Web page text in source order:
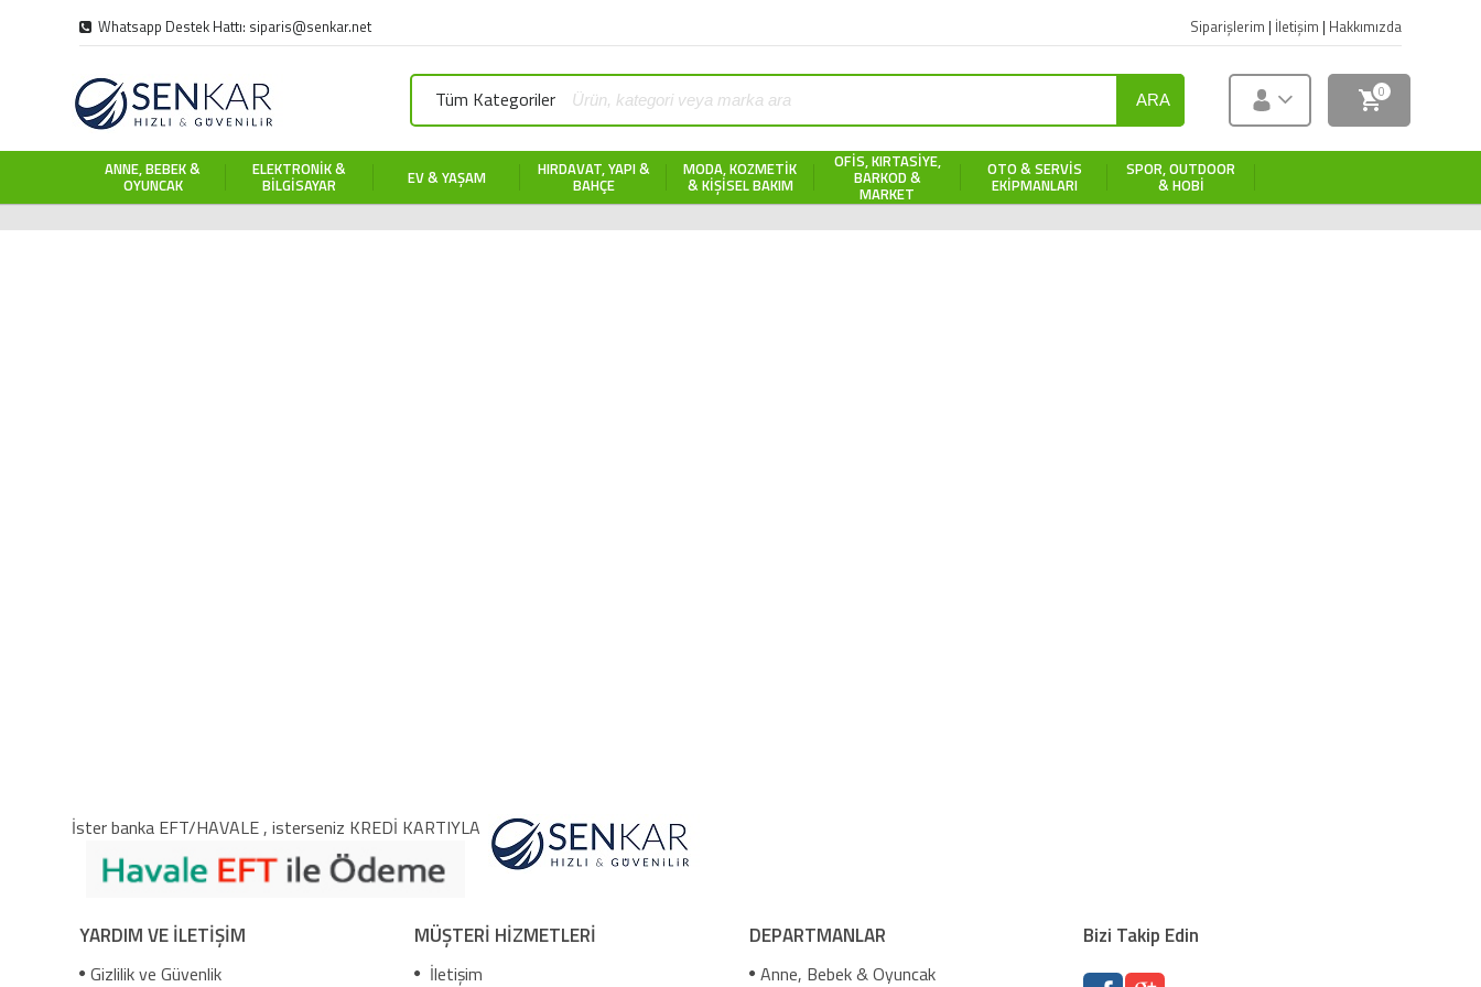
Whatsapp Destek Hattı: siparis@senkar.net Siparişlerim | İletişim | Hakkımızda
Tüm Kategoriler ARA 0
ANNE, BEBEK &
OYUNCAK
ELEKTRONIK &
BILGISAYAR EV & YAŞAM HIRDAVAT, YAPI &
BAHÇE
MODA, KOZMETIK
& KIŞISEL BAKIM
OFIS, KIRTASIYE,
BARKOD &
MARKET
OTO & SERVIS
EKIPMANLARI
SPOR, OUTDOOR
& HOBI
İster banka EFT/HAVALE , isterseniz KREDİ KARTIYLA
YARDIM VE İLETİŞİM
Gizlilik ve Güvenlik
MÜŞTERİ HİZMETLERİ
İletişim
DEPARTMANLAR
Anne, Bebek & Oyuncak
Bizi Takip Edin